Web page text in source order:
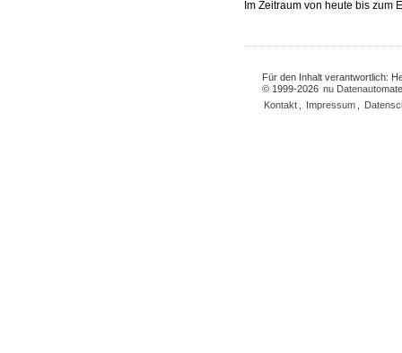
Im Zeitraum von heute bis zum
Für den Inhalt verantwortlich:
© 1999-2026 nu
Kontakt
Impressum